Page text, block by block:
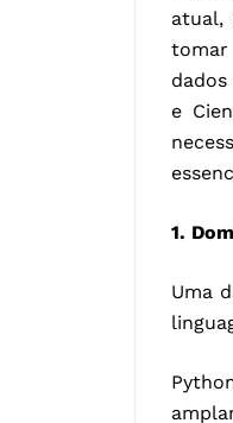
atual,
tomar
e
1.
Uma